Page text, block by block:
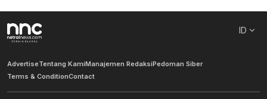
ID
AdvertiseTentang KamiManajemen RedaksiPedoman Siber
Terms & ConditionContact